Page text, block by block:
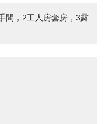
間，2工人房套房，3露